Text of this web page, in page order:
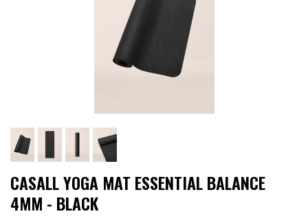
CASALL YOGA MAT ESSENTIAL BALANCE
4MM - BLACK